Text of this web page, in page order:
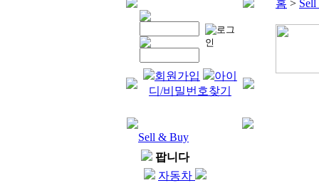
회원가입
아이
디/비밀번호찾기
Sell & Buy
팝니다
자동차
홈 >